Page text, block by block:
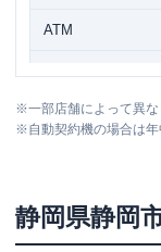
ATM
住所
※一部店舗によって異な
※自動契約機の場合は
静岡県静岡